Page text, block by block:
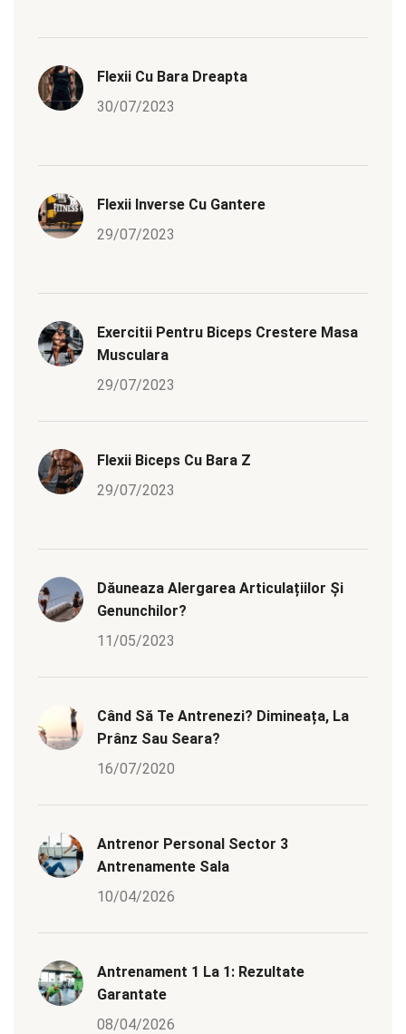
Flexii Cu Bara Dreapta
30/07/2023
Flexii Inverse Cu Gantere
29/07/2023
Exercitii Pentru Biceps Crestere Masa
Musculara
29/07/2023
Flexii Biceps Cu Bara Z
29/07/2023
Dăuneaza Alergarea Articulațiilor Și
Genunchilor?
11/05/2023
Când Să Te Antrenezi? Dimineața, La
Prânz Sau Seara?
16/07/2020
Antrenor Personal Sector 3
Antrenamente Sala
10/04/2026
Antrenament 1 La 1: Rezultate
Garantate
08/04/2026